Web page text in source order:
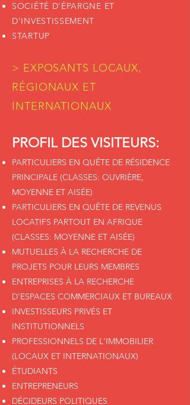
SOCIÉTÉ D'ÉPARGNE ET
D'INVESTISSEMENT
STARTUP
> EXPOSANTS LOCAUX,
RÉGIONAUX ET
INTERNATIONAUX
PROFIL DES VISITEURS:
PARTICULIERS EN QUÊTE DE RÉSIDENCE
PRINCIPALE (CLASSES: OUVRIÈRE,
MOYENNE ET AISÉE)
PARTICULIERS EN QUÊTE DE REVENUS
LOCATIFS PARTOUT EN AFRIQUE
(CLASSES: MOYENNE ET AISÉE)
MUTUELLES À LA RECHERCHE DE
PROJETS POUR LEURS MEMBRES
ENTREPRISES À LA RECHERCHE
D'ESPACES COMMERCIAUX ET BUREAUX
INVESTISSEURS PRIVÉS ET
INSTITUTIONNELS
PROFESSIONNELS DE L'IMMOBILIER
(LOCAUX ET INTERNATIONAUX)
ÉTUDIANTS
ENTREPRENEURS
DÉCIDEURS POLITIQUES